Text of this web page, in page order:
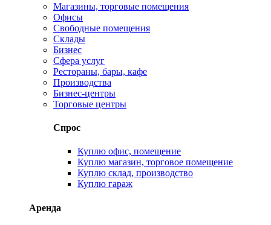
Магазины, торговые помещения
Офисы
Свободные помещения
Склады
Бизнес
Сфера услуг
Рестораны, бары, кафе
Производства
Бизнес-центры
Торговые центры
Спрос
Куплю офис, помещение
Куплю магазин, торговое помещение
Куплю склад, производство
Куплю гараж
Аренда